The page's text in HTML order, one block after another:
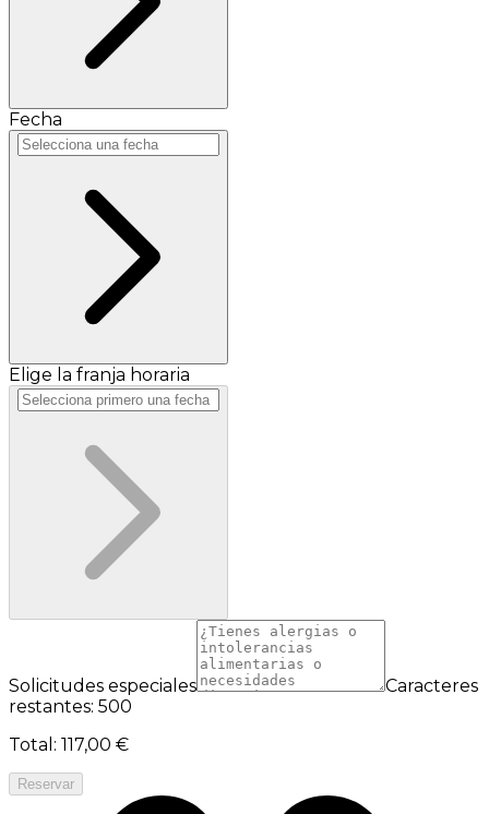
Fecha
Elige la franja horaria
Solicitudes especiales
Caracteres
restantes: 500
Total : 117,00 €
Reservar